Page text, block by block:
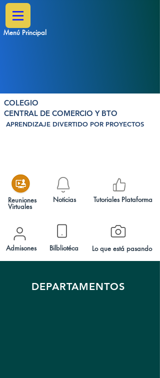
Menú Principal
Tutoriales Plataforma
Bilbliotéca
Admisones Lo que está pasando
Noticias
Reuniones
Virtuales
COLEGIO
CENTRAL DE COMERCIO Y BTO
APRENDIZAJE DIVERTIDO POR PROYECTOS
DEPARTAMENTOS